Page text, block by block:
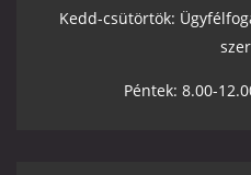
Kedd-csütörtök:
Péntek: 8.00-